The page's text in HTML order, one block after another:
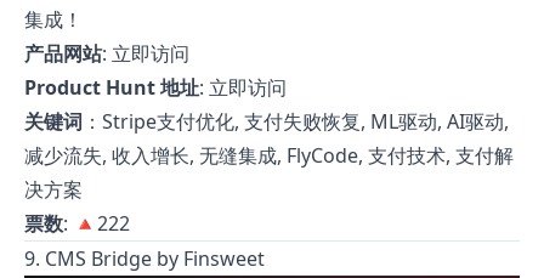
集成！
产品网站: 立即访问
Product Hunt 地址: 立即访问
关键词 ：Stripe支付优化, 支付失败恢复, ML驱动, AI驱动,
减少流失, 收入增长, 无缝集成, FlyCode, 支付技术, 支付解
决方案
票数: 🔺222
9. CMS Bridge by Finsweet